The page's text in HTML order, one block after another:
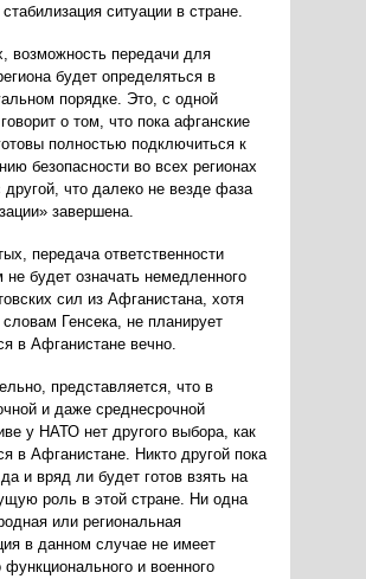
ситуации в стране.
возможность передачи для
будет определяться в
порядке. Это, с одной
о том, что пока афганские
полностью подключиться к
безопасности во всех регионах
другой, что далеко не везде фаза
завершена.
передача ответственности
не будет означать немедленного
сил из Афганистана, хотя
Генсека, не планирует
в Афганистане вечно.
представляется, что в
и даже среднесрочной
у НАТО нет другого выбора, как
в Афганистане. Никто другой пока
и вряд ли будет готов взять на
роль в этой стране. Ни одна
или региональная
в данном случае не имеет
и военного